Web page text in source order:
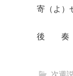
寄（よ
後 奏 教
次週